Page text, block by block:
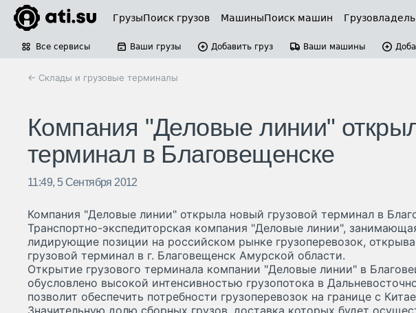
ГрузыПоиск грузов МашиныПоиск машин
Все сервисы Ваши грузы Добавить груз Ваши машины
← Склады и грузовые терминалы
Компания "Деловые линии"
терминал в Благовещенске
11:49, 5 Сентября 2012
Компания "Деловые линии" открыла новый грузовой терминал в
Транспортно-экспедиторская компания "Деловые линии",
лидирующие позиции на российском рынке грузоперевозок,
грузовой терминал в г. Благовещенск Амурской области.
Открытие грузового терминала компании "Деловые линии" в
обусловлено высокой интенсивностью грузопотока в
позволит обеспечить потребности грузоперевозок на границе с